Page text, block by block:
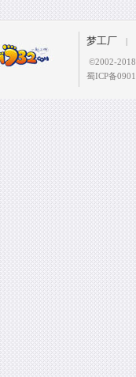
梦工厂 |
©2002-
蜀ICP备